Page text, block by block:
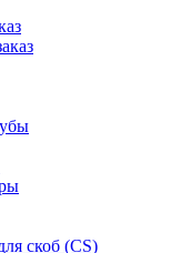
скоб (CS)